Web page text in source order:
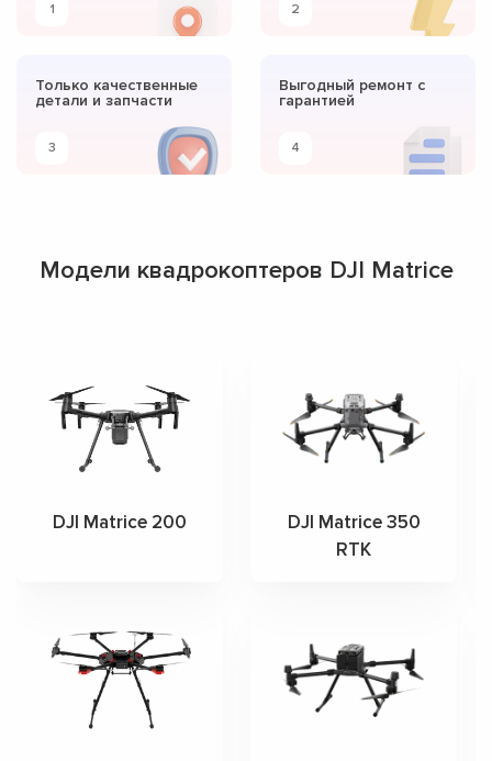
1 2
Только качественные
детали и запчасти
3
Выгодный ремонт с
гарантией
4
Модели квадрокоптеров DJI Matrice
DJI Matrice 200
DJI Matrice 350
RTK